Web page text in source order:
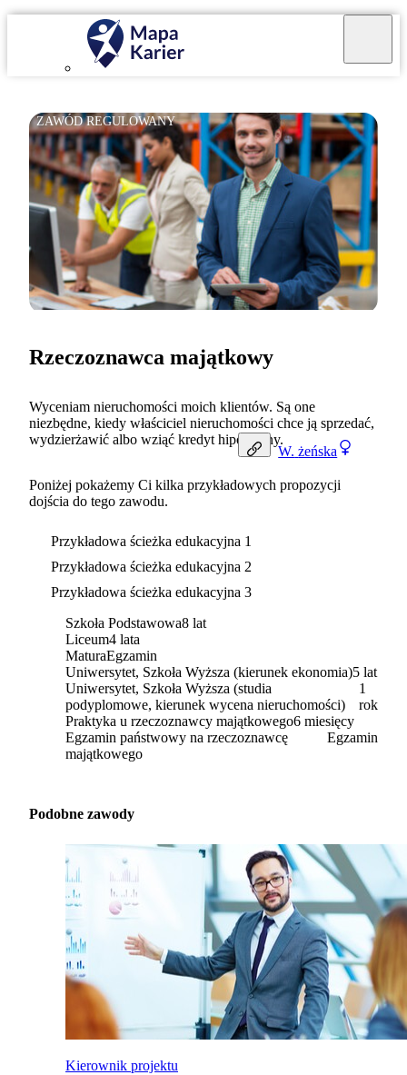
ZAWÓD REGULOWANY
W. żeńska
Rzeczoznawca majątkowy
Wyceniam nieruchomości moich klientów. Są one
niezbędne, kiedy właściciel nieruchomości chce ją sprzedać,
wydzierżawić albo wziąć kredyt hipoteczny.
Poniżej pokażemy Ci kilka przykładowych propozycji
dojścia do tego zawodu.
Przykładowa ścieżka edukacyjna 1
Przykładowa ścieżka edukacyjna 2
Przykładowa ścieżka edukacyjna 3
Szkoła Podstawowa8 lat
Liceum4 lata
MaturaEgzamin
Uniwersytet, Szkoła Wyższa (kierunek ekonomia)5 lat
Uniwersytet, Szkoła Wyższa (studia
podyplomowe, kierunek wycena nieruchomości)
1
rok
Praktyka u rzeczoznawcy majątkowego6 miesięcy
Egzamin państwowy na rzeczoznawcę
majątkowego
Egzamin
Podobne zawody
Kierownik projektu